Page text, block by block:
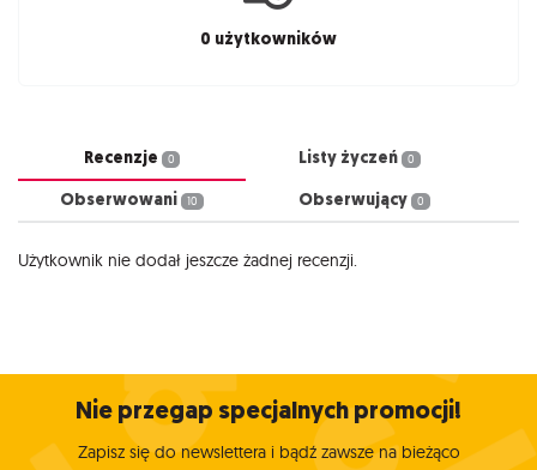
0 użytkowników
Recenzje 0 Listy życzeń 0
Obserwowani 10 Obserwujący 0
Użytkownik nie dodał jeszcze żadnej recenzji.
Nie przegap specjalnych promocji!
Zapisz się do newslettera i bądź zawsze na bieżąco